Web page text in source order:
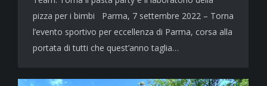
pizza per i bimbi Parma, 7 settembre 2022 – Torna
l’evento sportivo per eccellenza di Parma, corsa alla
portata di tutti che quest’anno taglia…